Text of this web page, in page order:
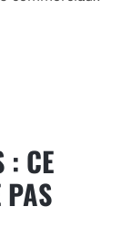
: CE